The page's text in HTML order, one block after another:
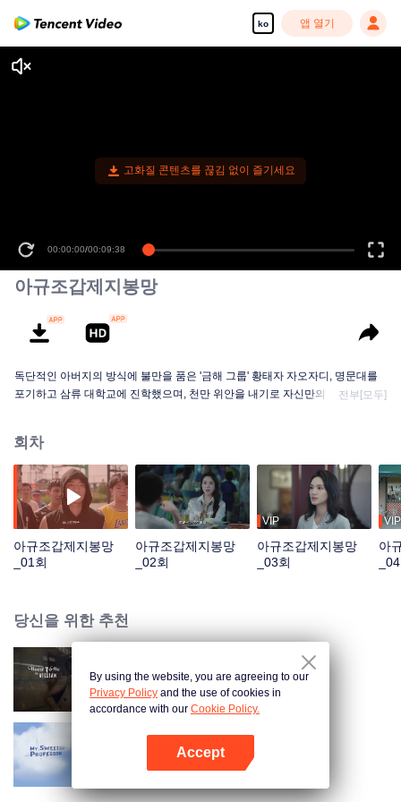
ko 앱 열기
고화질 콘텐츠를 끊김 없이 즐기세요
00:00:00/00:09:38
아규조갑제지봉망
독단적인 아버지의 방식에 불만을 품은 '금해 그룹' 황태자 자오자디, 명문대를
포기하고 삼류 대학교에 진학했으며, 천만 위안을 내기로 자신만의 상업 제국을
전부[모두]
회차
아규조갑제지봉망
_01회
아규조갑제지봉망
_02회
VIP
아규조갑제지봉망
_03회
VIP
아
당신을 위한 추천
태생이 악역
My Sweet Professor
By using the website, you are agreeing to our
Privacy Policy and the use of cookies in
accordance with our Cookie Policy.
Accept